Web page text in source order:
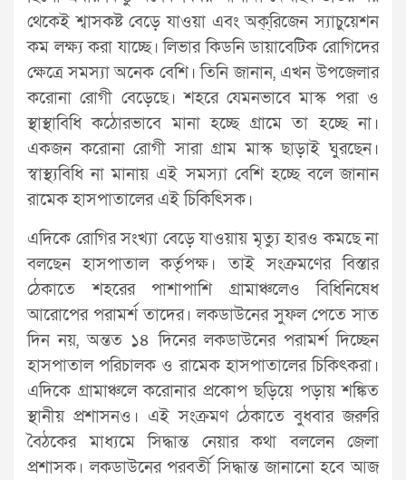
থেকেই শ্বাসকষ্ট বেড়ে যাওয়া এবং অক্্িরজেন স্যাচুয়েশন
কম লক্ষ্য করা যাচ্ছে। লিভার কিডনি ডায়াবেটিক রোগিদের
ক্ষেত্রে সমস্যা অনেক বেশি। তিনি জানান, এখন উপজেলার
করোনা রোগী বেড়েছে। শহরে যেমনভাবে মাস্ক পরা ও
স্থাস্থাবিধি কঠোরভাবে মানা হচ্ছে গ্রামে তা হচ্ছে না।
একজন করোনা রোগী সারা গ্রাম মাস্ক ছাড়াই ঘুরছেন।
স্বাস্থ্যবিধি না মানায় এই সমস্যা বেশি হচ্ছে বলে জানান
রামেক হাসপাতালের এই চিকিৎিসক।
এদিকে রোগির সংখ্যা বেড়ে যাওয়ায় মৃত্যু হারও কমছে না
বলছেন হাসপাতাল কর্তৃপক্ষ। তাই সংক্রমণের বিস্তার
ঠেকাতে শহরের পাশাপাশি গ্রামাঞ্চলেও বিধিনিষেধ
আরোপের পরামর্শ তাদের। লকডাউনের সুফল পেতে সাত
দিন নয়, অন্তত ১৪ দিনের লকডাউনের পরামর্শ দিচ্ছেন
হাসপাতাল পরিচালক ও রামেক হাসপাতালের চিকিৎকরা।
এদিকে গ্রামাঞ্চলে করোনার প্রকোপ ছড়িয়ে পড়ায় শঙ্কিত
স্থানীয় প্রশাসনও। এই সংক্রমণ ঠেকাতে বুধবার জরুরি
বৈঠকের মাধ্যমে সিদ্ধান্ত নেয়ার কথা বললেন জেলা
প্রশাসক। লকডাউনের পরবর্তী সিদ্ধান্ত জানানো হবে আজ